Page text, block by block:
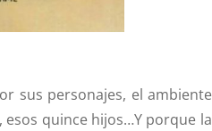
sus personajes, el ambiente
esos quince hijos…Y porque la